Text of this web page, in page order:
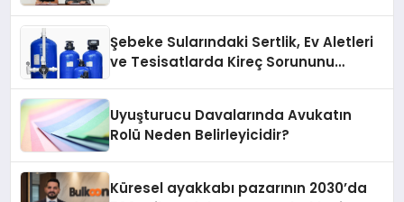
Şebeke Sularındaki Sertlik, Ev Aletleri
ve Tesisatlarda Kireç Sorununu
Uyuşturucu Davalarında Avukatın
Rolü Neden Belirleyicidir?
Küresel ayakkabı pazarının 2030’da